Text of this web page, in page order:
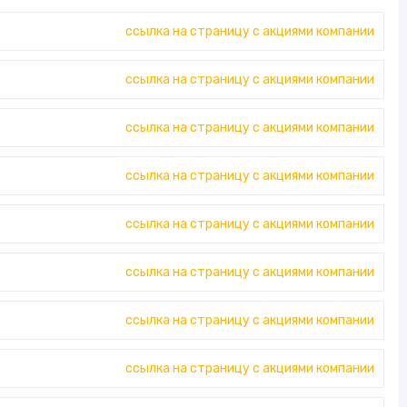
ссылка на страницу с акциями компании
ссылка на страницу с акциями компании
ссылка на страницу с акциями компании
ссылка на страницу с акциями компании
ссылка на страницу с акциями компании
ссылка на страницу с акциями компании
ссылка на страницу с акциями компании
ссылка на страницу с акциями компании